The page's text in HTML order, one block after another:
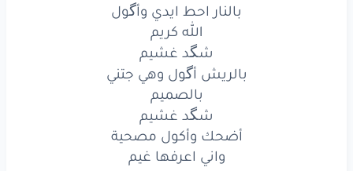
بالصميم
شكد غشيم
أضحكوأكولمصحية
وانياعرفها
اسميهمسعادة
بالنار احط ايدي وأگول
الله كريم
شگد غشيم
بالريش أگول وهي جتني
بالصميم
شگد غشيم
أضحك وأكول مصحية
واني اعرفها غيم